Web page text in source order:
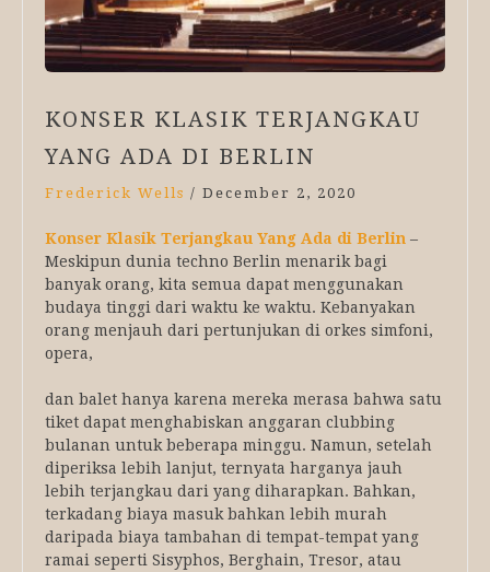
KONSER KLASIK TERJANGKAU
YANG ADA DI BERLIN
Frederick Wells / December 2, 2020
Konser Klasik Terjangkau Yang Ada di Berlin –
Meskipun dunia techno Berlin menarik bagi
banyak orang, kita semua dapat menggunakan
budaya tinggi dari waktu ke waktu. Kebanyakan
orang menjauh dari pertunjukan di orkes simfoni,
opera,
dan balet hanya karena mereka merasa bahwa satu
tiket dapat menghabiskan anggaran clubbing
bulanan untuk beberapa minggu. Namun, setelah
diperiksa lebih lanjut, ternyata harganya jauh
lebih terjangkau dari yang diharapkan. Bahkan,
terkadang biaya masuk bahkan lebih murah
daripada biaya tambahan di tempat-tempat yang
ramai seperti Sisyphos, Berghain, Tresor, atau